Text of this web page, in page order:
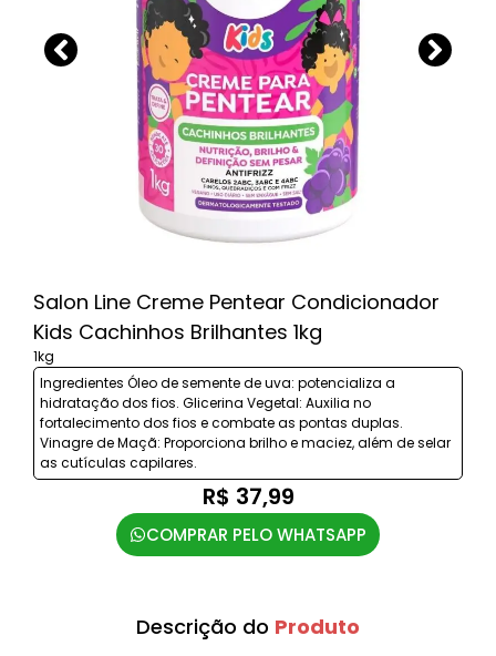
Salon Line Creme Pentear Condicionador
Kids Cachinhos Brilhantes 1kg
1kg
Ingredientes Óleo de semente de uva: potencializa a
hidratação dos fios. Glicerina Vegetal: Auxilia no
fortalecimento dos fios e combate as pontas duplas.
Vinagre de Maçã: Proporciona brilho e maciez, além de selar
as cutículas capilares.
R$ 37,99
COMPRAR PELO WHATSAPP
Descrição do Produto